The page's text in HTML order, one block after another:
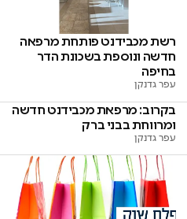
רשת מכבידנט פותחת מרפאה
חדשה ונוספת בשכונת הדר
בחיפה
עפר גדנקן
בקרוב: מרפאת מכבידנט חדשה
ומרווחת בבני ברק
עפר גדנקן